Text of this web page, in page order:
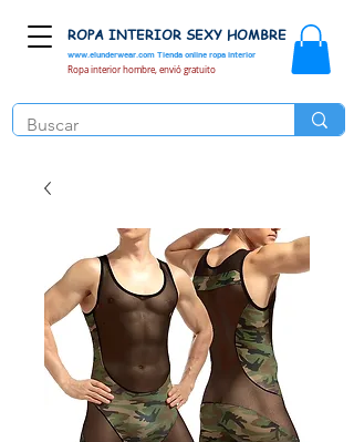
www.elunderwear.com Tienda online ropa interior
ROPA INTERIOR SEXY HOMBRE
Ropa interior hombre, envió gratuito